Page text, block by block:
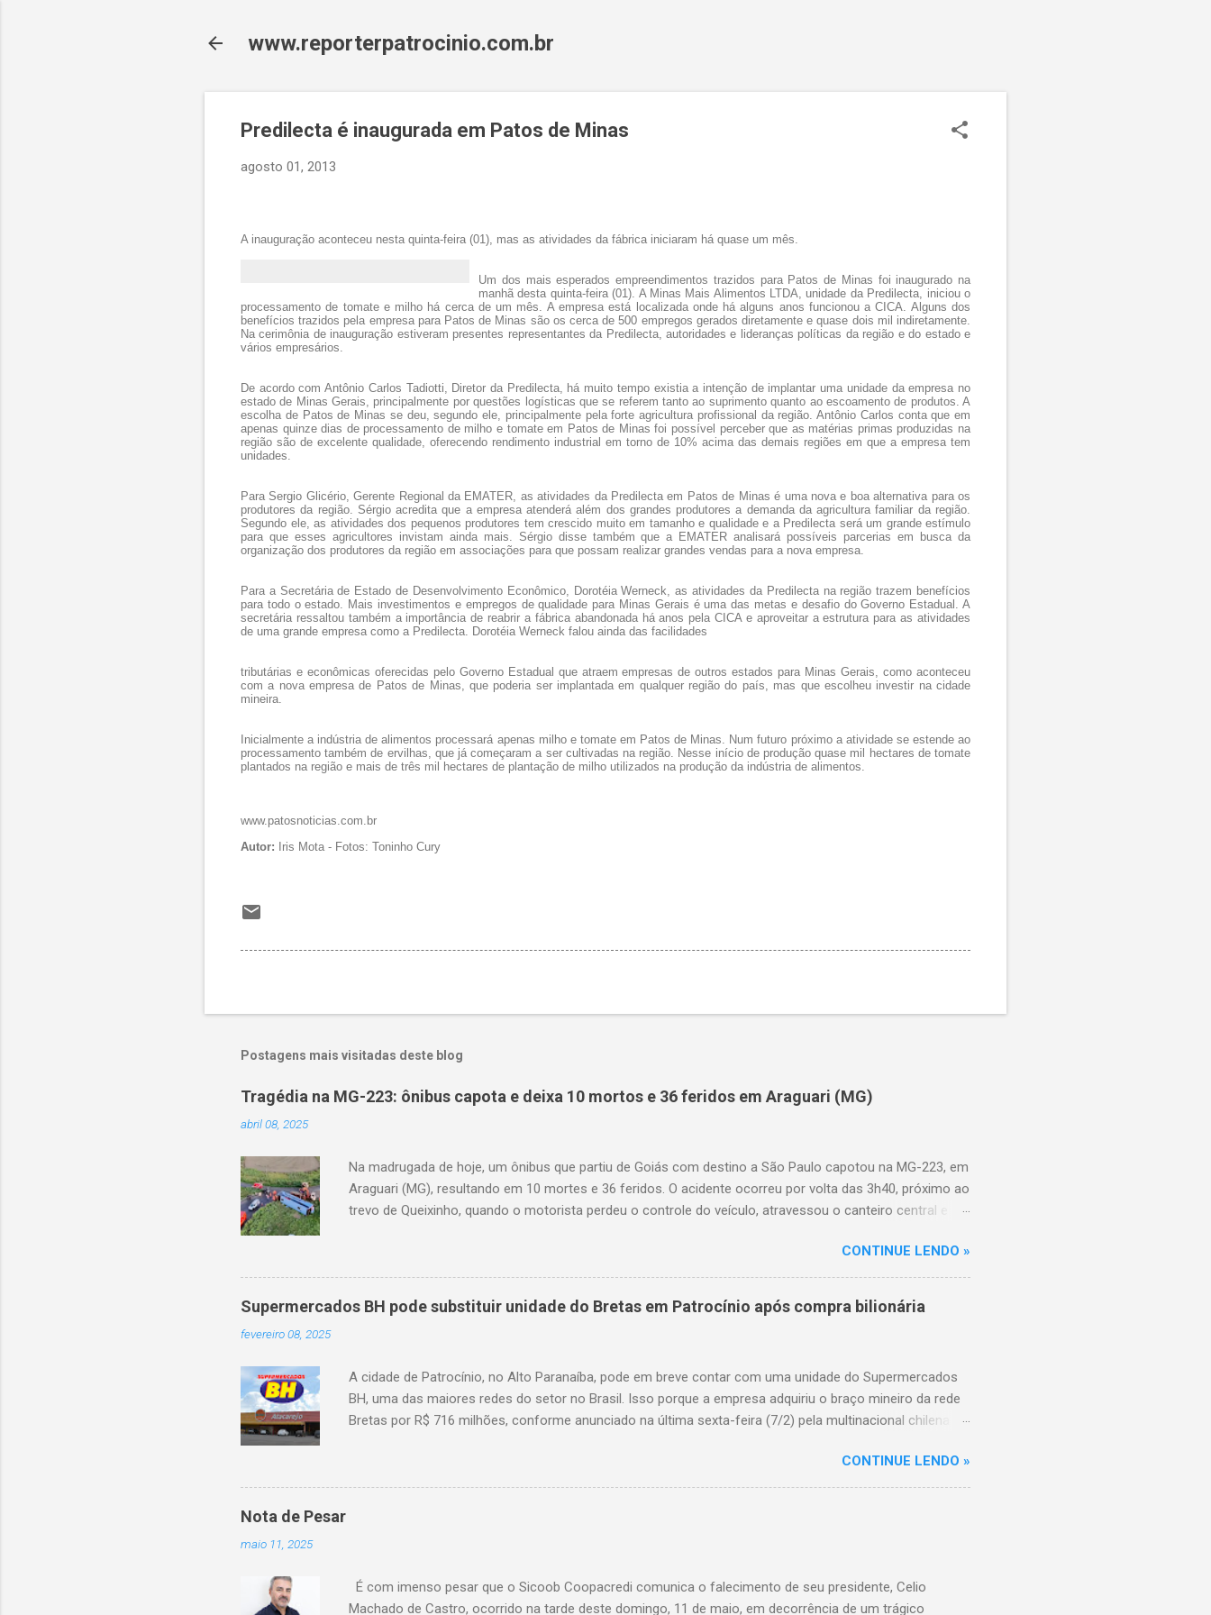
www.reporterpatrocinio.com.br
Predilecta é inaugurada em Patos de Minas
agosto 01, 2013
A inauguração aconteceu nesta quinta-feira (01), mas as atividades da fábrica iniciaram há quase um mês.
Um dos mais esperados empreendimentos trazidos para Patos de Minas foi inaugurado na
manhã desta quinta-feira (01). A Minas Mais Alimentos LTDA, unidade da Predilecta, iniciou o
processamento de tomate e milho há cerca de um mês. A empresa está localizada onde há alguns anos funcionou a CICA. Alguns dos
benefícios trazidos pela empresa para Patos de Minas são os cerca de 500 empregos gerados diretamente e quase dois mil indiretamente.
Na cerimônia de inauguração estiveram presentes representantes da Predilecta, autoridades e lideranças políticas da região e do estado e
vários empresários.
De acordo com Antônio Carlos Tadiotti, Diretor da Predilecta, há muito tempo existia a intenção de implantar uma unidade da empresa no
estado de Minas Gerais, principalmente por questões logísticas que se referem tanto ao suprimento quanto ao escoamento de produtos. A
escolha de Patos de Minas se deu, segundo ele, principalmente pela forte agricultura profissional da região. Antônio Carlos conta que em
apenas quinze dias de processamento de milho e tomate em Patos de Minas foi possível perceber que as matérias primas produzidas na
região são de excelente qualidade, oferecendo rendimento industrial em torno de 10% acima das demais regiões em que a empresa tem
unidades.
Para Sergio Glicério, Gerente Regional da EMATER, as atividades da Predilecta em Patos de Minas é uma nova e boa alternativa para os
produtores da região. Sérgio acredita que a empresa atenderá além dos grandes produtores a demanda da agricultura familiar da região.
Segundo ele, as atividades dos pequenos produtores tem crescido muito em tamanho e qualidade e a Predilecta será um grande estímulo
para que esses agricultores invistam ainda mais. Sérgio disse também que a EMATER analisará possíveis parcerias em busca da
organização dos produtores da região em associações para que possam realizar grandes vendas para a nova empresa.
Para a Secretária de Estado de Desenvolvimento Econômico, Dorotéia Werneck, as atividades da Predilecta na região trazem benefícios
para todo o estado. Mais investimentos e empregos de qualidade para Minas Gerais é uma das metas e desafio do Governo Estadual. A
secretária ressaltou também a importância de reabrir a fábrica abandonada há anos pela CICA e aproveitar a estrutura para as atividades
de uma grande empresa como a Predilecta. Dorotéia Werneck falou ainda das facilidades
tributárias e econômicas oferecidas pelo Governo Estadual que atraem empresas de outros estados para Minas Gerais, como aconteceu
com a nova empresa de Patos de Minas, que poderia ser implantada em qualquer região do país, mas que escolheu investir na cidade
mineira.
Inicialmente a indústria de alimentos processará apenas milho e tomate em Patos de Minas. Num futuro próximo a atividade se estende ao
processamento também de ervilhas, que já começaram a ser cultivadas na região. Nesse início de produção quase mil hectares de tomate
plantados na região e mais de três mil hectares de plantação de milho utilizados na produção da indústria de alimentos.
www.patosnoticias.com.br
Autor: Iris Mota - Fotos: Toninho Cury
Postagens mais visitadas deste blog
Tragédia na MG-223: ônibus capota e deixa 10 mortos e 36 feridos em Araguari (MG)
abril 08, 2025
Na madrugada de hoje, um ônibus que partiu de Goiás com destino a São Paulo capotou na MG-223, em
Araguari (MG), resultando em 10 mortes e 36 feridos. O acidente ocorreu por volta das 3h40, próximo ao
trevo de Queixinho, quando o motorista perdeu o controle do veículo, atravessou o canteiro central e
oito anos. Nove dos feridos estão em estado grave. As autoridades investigam as causas do acidente.
CONTINUE LENDO »
Supermercados BH pode substituir unidade do Bretas em Patrocínio após compra bilionária
fevereiro 08, 2025
A cidade de Patrocínio, no Alto Paranaíba, pode em breve contar com uma unidade do Supermercados
BH, uma das maiores redes do setor no Brasil. Isso porque a empresa adquiriu o braço mineiro da rede
Bretas por R$ 716 milhões, conforme anunciado na última sexta-feira (7/2) pela multinacional chilena
Atacarejo, localizado na Avenida Altino Guimarães, 455, no bairro Santo Antônio. Com a aquisição,
existe a possibilidade de que essa unidade seja convertida em um Supermercados BH, acompanhando o
Carrefour, que faturou R$ ...
CONTINUE LENDO »
Nota de Pesar
maio 11, 2025
É com imenso pesar que o Sicoob Coopacredi comunica o falecimento de seu presidente, Celio
Machado de Castro, ocorrido na tarde deste domingo, 11 de maio, em decorrência de um trágico